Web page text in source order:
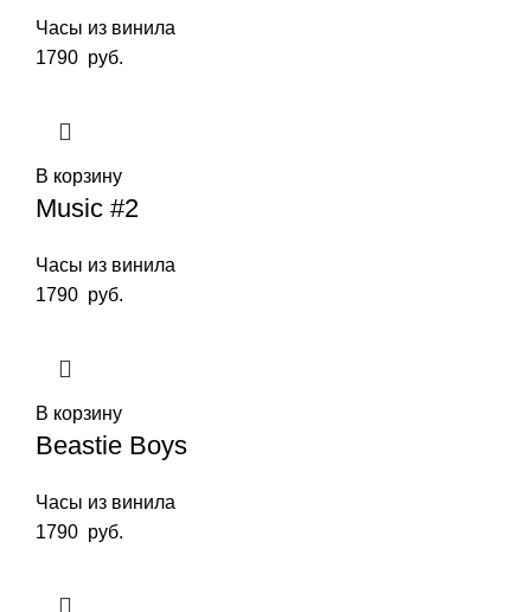
Часы из винила
1790 руб.
В корзину
Music #2
Часы из винила
1790 руб.
В корзину
Beastie Boys
Часы из винила
1790 руб.